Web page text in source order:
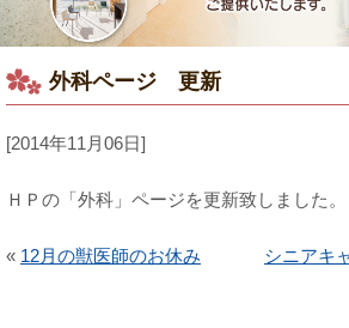
外科ページ 更新
[2014年11月06日]
ＨＰの「外科」ページを更新致しました。
« 12月の獣医師のお休み シニアキ